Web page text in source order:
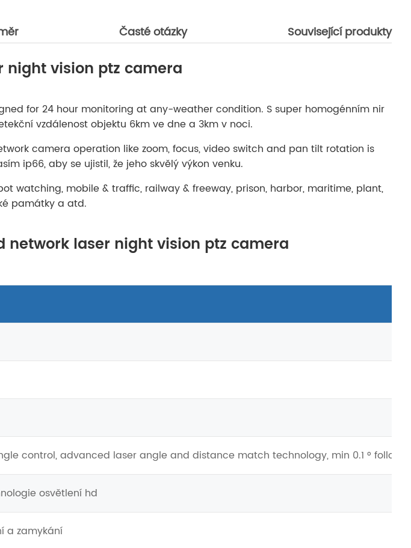
Časté otázky Související produkty
night vision ptz camera
for 24 hour monitoring at any-weather condition. S super homogénním nir
vzdálenost objektu 6km ve dne a 3km v noci.
camera operation like zoom, focus, video switch and pan tilt rotation is
ip66, aby se ujistil, že jeho skvělý výkon venku.
watching, mobile & traffic, railway & freeway, prison, harbor, maritime, plant,
památky a atd.
network laser night vision ptz camera
control, advanced laser angle and distance match technology, min 0.1 ° follow-
osvětlení hd
a zamykání